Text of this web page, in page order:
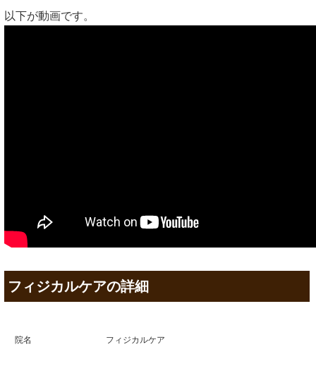
以下が動画です。
フィジカルケアの詳細
院名 フィジカルケア